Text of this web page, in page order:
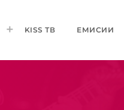
KISS ТВ ЕМИСИИ